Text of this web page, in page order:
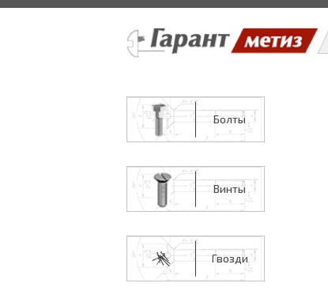
Болты
Винты
Гвозди